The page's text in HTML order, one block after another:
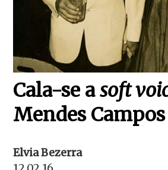
Cala-se asoft
Mendes Campos
Elvia Bezerra